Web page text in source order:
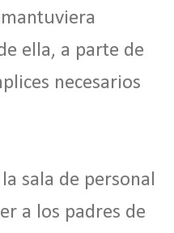
ella, a parte de
necesarios
sala de personal
a los padres de